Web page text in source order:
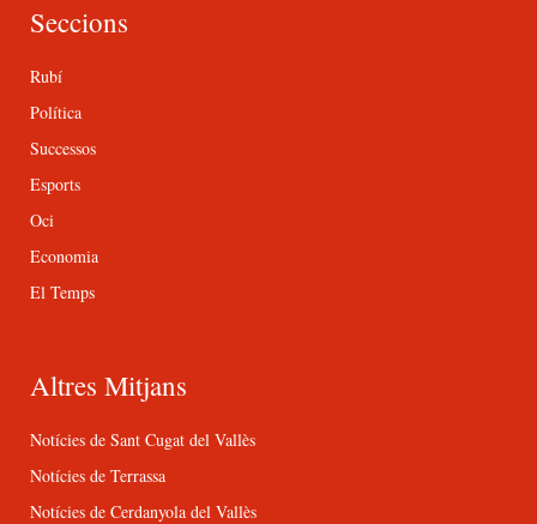
Seccions
Rubí
Política
Successos
Esports
Oci
Economia
El Temps
Altres Mitjans
Notícies de Sant Cugat del Vallès
Notícies de Terrassa
Notícies de Cerdanyola del Vallès